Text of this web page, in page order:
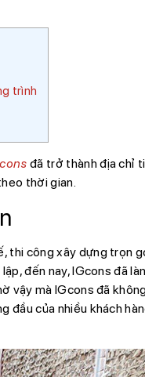
trình
đã trở thành địa chỉ
thời gian.
thi công xây dựng trọn
đến nay, IGcons đã
vậy mà IGcons đã
đầu của nhiều khách